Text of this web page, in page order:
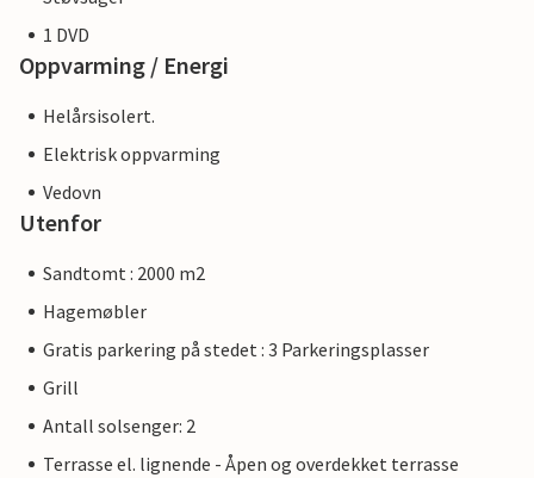
1 DVD
Oppvarming / Energi
Helårsisolert.
Elektrisk oppvarming
Vedovn
Utenfor
Sandtomt : 2000 m2
Hagemøbler
Gratis parkering på stedet : 3 Parkeringsplasser
Grill
Antall solsenger: 2
Terrasse el. lignende - Åpen og overdekket terrasse